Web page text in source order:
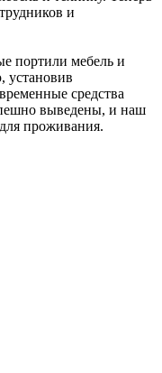
и
портили мебель и
установив
средства
выведены, и наш
проживания.